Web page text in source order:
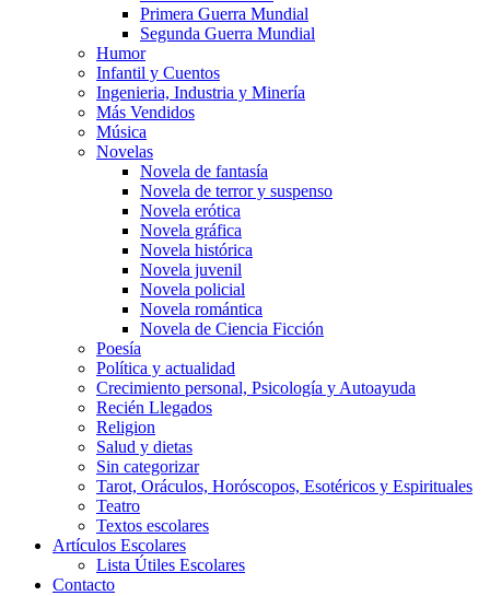
Primera Guerra Mundial
Segunda Guerra Mundial
Humor
Infantil y Cuentos
Ingenieria, Industria y Minería
Más Vendidos
Música
Novelas
Novela de fantasía
Novela de terror y suspenso
Novela erótica
Novela gráfica
Novela histórica
Novela juvenil
Novela policial
Novela romántica
Novela de Ciencia Ficción
Poesía
Política y actualidad
Crecimiento personal, Psicología y Autoayuda
Recién Llegados
Religion
Salud y dietas
Sin categorizar
Tarot, Oráculos, Horóscopos, Esotéricos y Espirituales
Teatro
Textos escolares
Artículos Escolares
Lista Útiles Escolares
Contacto